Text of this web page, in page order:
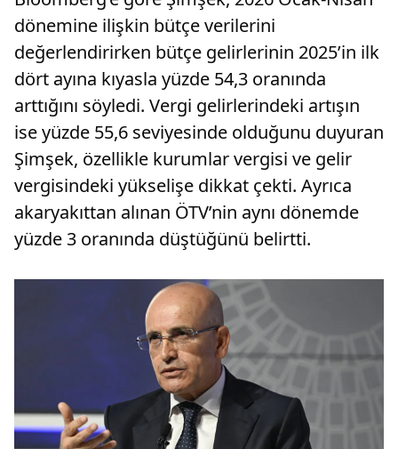
dönemine ilişkin bütçe verilerini
değerlendirirken bütçe gelirlerinin 2025’in ilk
dört ayına kıyasla yüzde 54,3 oranında
arttığını söyledi. Vergi gelirlerindeki artışın
ise yüzde 55,6 seviyesinde olduğunu duyuran
Şimşek, özellikle kurumlar vergisi ve gelir
vergisindeki yükselişe dikkat çekti. Ayrıca
akaryakıttan alınan ÖTV’nin aynı dönemde
yüzde 3 oranında düştüğünü belirtti.